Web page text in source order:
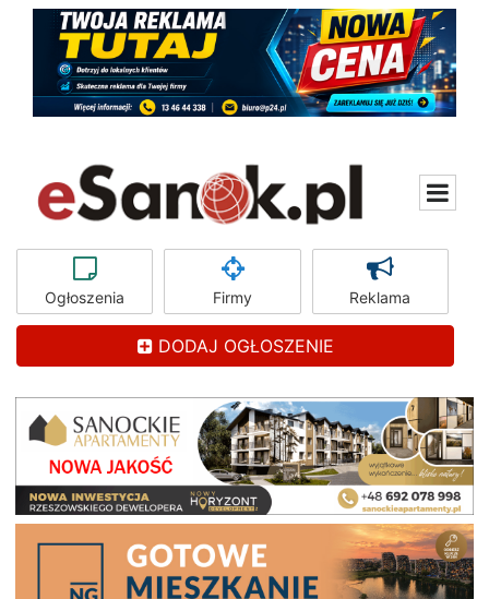
Ogłoszenia Firmy Reklama
DODAJ OGŁOSZENIE